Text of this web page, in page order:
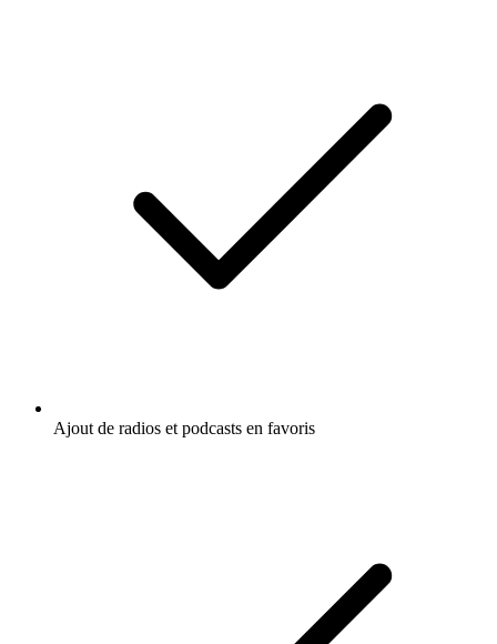
Ajout de radios et podcasts en favoris